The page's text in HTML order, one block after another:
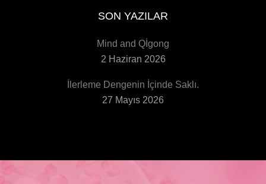
SON YAZILAR
Mind and Qİgong
2 Haziran 2026
İlerleme Dengenin İçinde Saklı.
27 Mayıs 2026